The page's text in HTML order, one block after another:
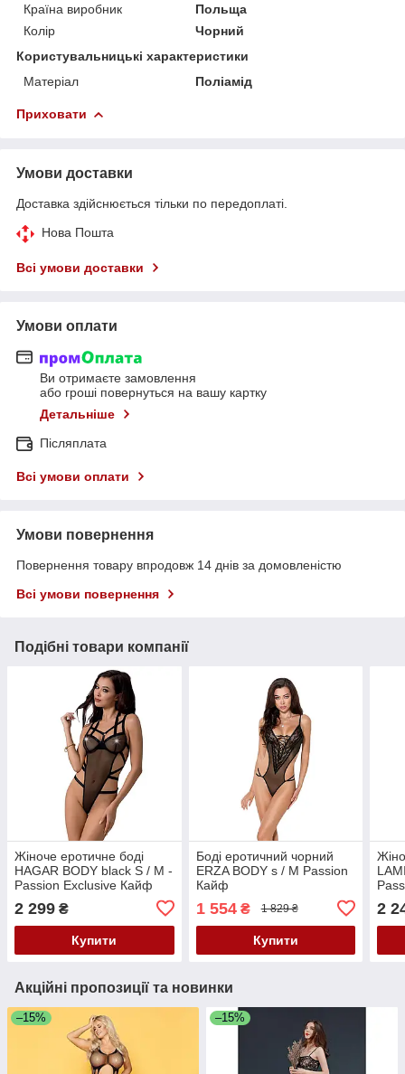
Країна виробник
Польща
Колір
Чорний
Користувальницькі характеристики
Матеріал
Поліамід
Приховати
Умови доставки
Доставка здійснюється тільки по передоплаті.
Нова Пошта
Всі умови доставки
Умови оплати
Ви отримаєте замовлення
або гроші повернуться на вашу картку
Детальніше
Післяплата
Всі умови оплати
Умови повернення
Повернення товару впродовж 14 днів за домовленістю
Всі умови повернення
Подібні товари компанії
Жіноче еротичне боді
HAGAR BODY black S / M -
Passion Exclusive Кайф
2 299 ₴
Купити
Боді еротичний чорний
ERZA BODY s / M Passion
Кайф
1 554₴ 1 829 ₴
Купити
2
Акційні пропозиції та новинки
–15% –15%